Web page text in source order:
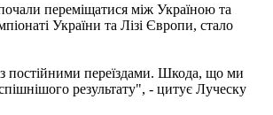
переміщатися між Україною та
України та Лізі Європи, стало
постійними переїздами. Шкода, що ми
результату", - цитує Луческу